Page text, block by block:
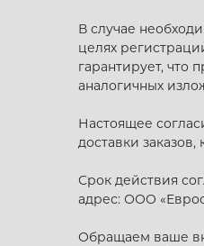
В случае
целях
гарантирует, что
аналогичных
Настоящее
доставки
Срок действия
адрес: ООО
Обращаем ваше